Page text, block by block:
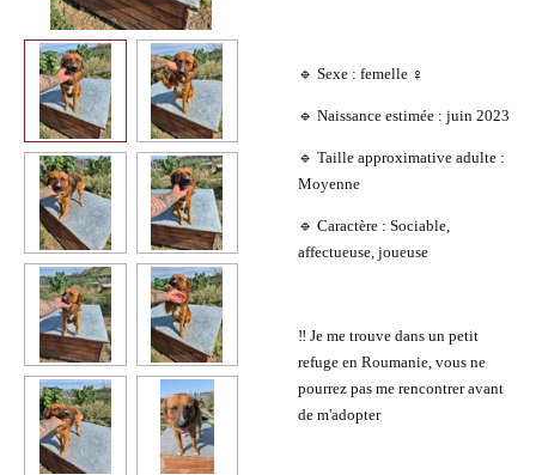
🔹 Sexe : femelle ♀️
🔹 Naissance estimée : juin 2023
🔹 Taille approximative adulte :
Moyenne
🔹 Caractère : Sociable,
affectueuse, joueuse
‼️ Je me trouve dans un petit
refuge en Roumanie, vous ne
pourrez pas me rencontrer avant
de m'adopter